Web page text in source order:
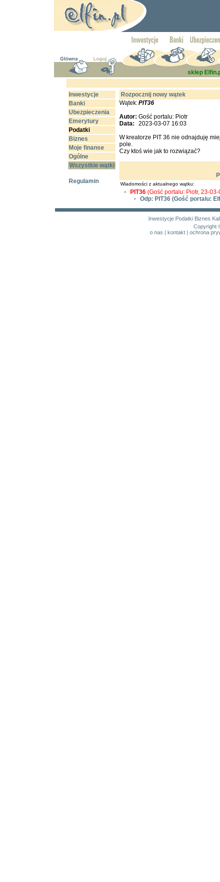
sklep
Inwestycje
Banki
Ubezpieczenia
Emerytury
Podatki
Biznes
Moje finanse
Ogólne
Wszystkie wątki
Regulamin
Rozpocznij nowy wątek
Wątek:PIT36
Autor: Gość portalu: Piotr
Data:
2023-03-07 16:03
W kreatorze PIT 36 nie odnajduję
pole.
Czy ktoś wie jak to rozwiązać?
Wiadomości z aktualnego wątku:
· PIT36 (Gość portalu: Piotr, 23-
·
Odp: PIT36 (Gość portalu:
Inwestycje Podatki Biznes
Copyright
o nas | kontakt| ochrona